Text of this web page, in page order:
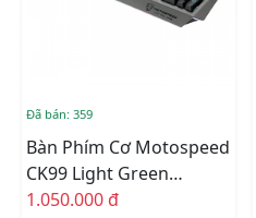
Đã bán: 359
Bàn Phím Cơ Motospeed
CK99 Light Green
Rainbow
1.050.000 đ